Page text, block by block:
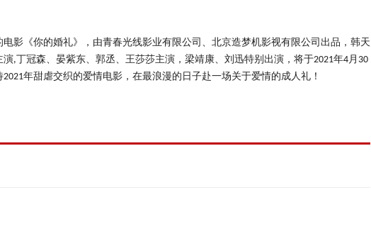
电影《你的婚礼》 ， 由青春光线影业有限公司、北京造梦机影视有限公司出品， 韩天
演,丁冠森、 晏紫东、郭丞、王莎莎主演， 梁靖康、 刘迅特别出演， 将于2021年4月 30
2021年甜虐交织的爱情电影，在最浪漫的日子赴一场关于爱情的成人礼！